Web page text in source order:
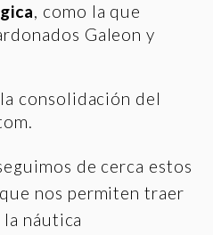
, como la que
Galeon y
consolidación del
de cerca estos
nos permiten traer
náutica